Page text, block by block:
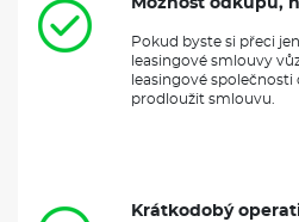
Možnost odkupu,
Pokud byste si přeci
leasingové smlouvy
leasingové
prodloužit smlouvu.
Krátkodobý